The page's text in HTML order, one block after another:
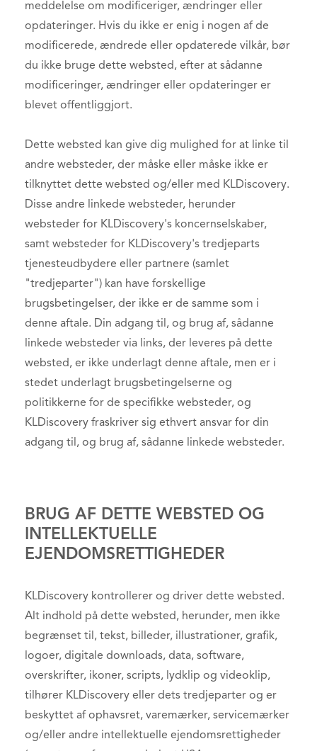
meddelelse om modificeriger, ændringer eller
opdateringer. Hvis du ikke er enig i nogen af de
modificerede, ændrede eller opdaterede vilkår, bør
du ikke bruge dette websted, efter at sådanne
modificeringer, ændringer eller opdateringer er
blevet offentliggjort.
Dette websted kan give dig mulighed for at linke til
andre websteder, der måske eller måske ikke er
tilknyttet dette websted og/eller med KLDiscovery.
Disse andre linkede websteder, herunder
websteder for KLDiscovery's koncernselskaber,
samt websteder for KLDiscovery's tredjeparts
tjenesteudbydere eller partnere (samlet
"tredjeparter") kan have forskellige
brugsbetingelser, der ikke er de samme som i
denne aftale. Din adgang til, og brug af, sådanne
linkede websteder via links, der leveres på dette
websted, er ikke underlagt denne aftale, men er i
stedet underlagt brugsbetingelserne og
politikkerne for de specifikke websteder, og
KLDiscovery fraskriver sig ethvert ansvar for din
adgang til, og brug af, sådanne linkede websteder.
BRUG AF DETTE WEBSTED OG
INTELLEKTUELLE
EJENDOMSRETTIGHEDER
KLDiscovery kontrollerer og driver dette websted.
Alt indhold på dette websted, herunder, men ikke
begrænset til, tekst, billeder, illustrationer, grafik,
logoer, digitale downloads, data, software,
overskrifter, ikoner, scripts, lydklip og videoklip,
tilhører KLDiscovery eller dets tredjeparter og er
beskyttet af ophavsret, varemærker, servicemærker
og/eller andre intellektuelle ejendomsrettigheder